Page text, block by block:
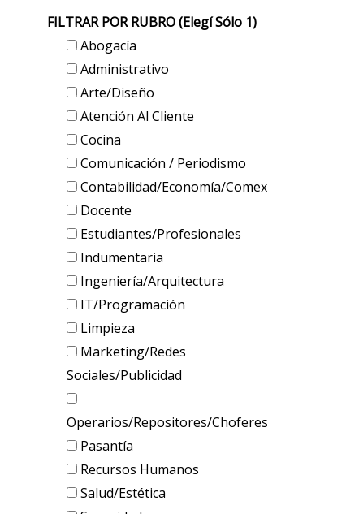
FILTRAR POR RUBRO (elegí Sólo 1)
Abogacía
Administrativo
Arte/Diseño
Atención Al Cliente
Cocina
Comunicación / Periodismo
Contabilidad/Economía/Comex
Docente
Estudiantes/Profesionales
Indumentaria
Ingeniería/Arquitectura
IT/Programación
Limpieza
Marketing/Redes
Sociales/Publicidad
Operarios/Repositores/Choferes
Pasantía
Recursos Humanos
Salud/Estética